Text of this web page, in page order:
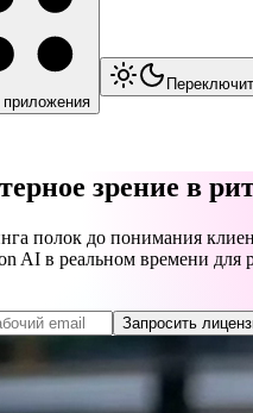
зрение в
полок до понимания
AI в реальном времени для
Запросить